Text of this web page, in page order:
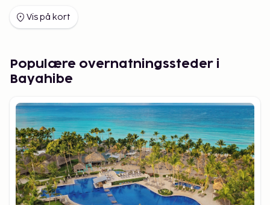
Vis på kort
Populære overnatningssteder i
Bayahibe